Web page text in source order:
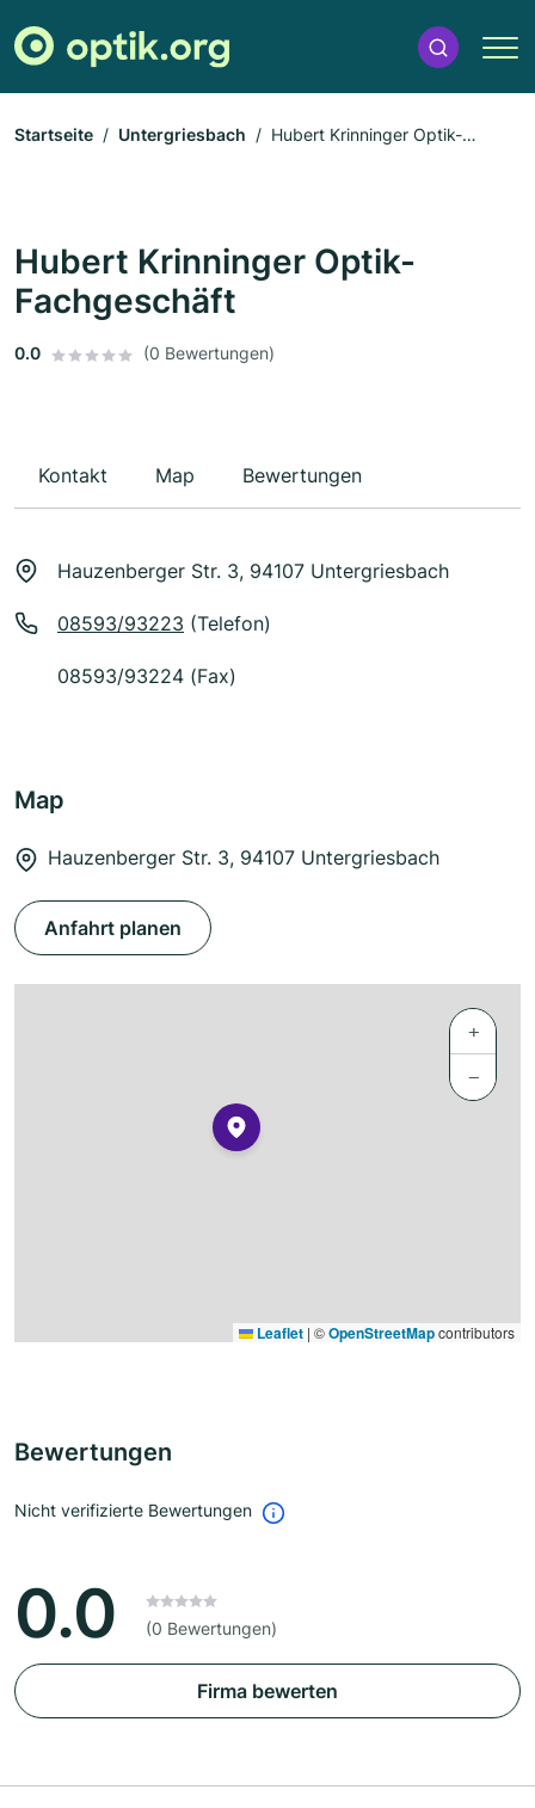
Startseite Untergriesbach
Hubert Krinninger Optik-
Hubert Krinninger Optik-
Fachgeschäft
0.0 (0 Bewertungen)
Kontakt Map Bewertungen
Hauzenberger Str. 3, 94107 Untergriesbach
08593/93223 (Telefon)
08593/93224 (Fax)
Map
Hauzenberger Str. 3, 94107 Untergriesbach
Anfahrt planen
+
−
Leaflet | ©OpenStreetMapcontributors
Bewertungen
Nicht verifizierte Bewertungen
0.0 (0 Bewertungen)
Firma bewerten